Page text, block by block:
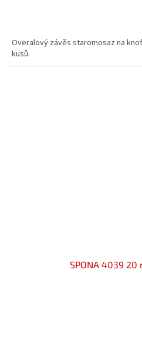
Overalový závěs staromosaz na
kusů.
SPONA 4039 20